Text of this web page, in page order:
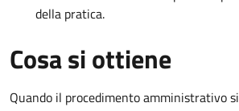
della pratica.
Cosa si ottiene
Quando il procedimento amministrativo